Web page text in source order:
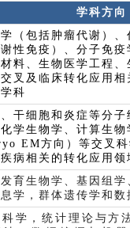
学科方向
（包括肿瘤代谢）
性免疫）、分子免疫
料、生物医学工程、
叉及临床转化应用相
科
干细胞和炎症等分子
学生物学、计算生物
EM方向）等交叉
疾病相关的转化应用领
育生物学、基因组学
学，群体遗传学和数
学，统计理论与方